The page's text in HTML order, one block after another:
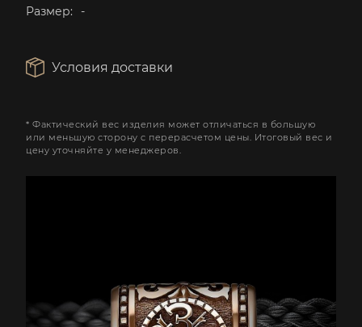
Размер:
-
Условия доставки
* Фактический вес изделия может отличаться в большую
или меньшую сторону с перерасчетом цены. Итоговый вес и
цену уточняйте у менеджеров.